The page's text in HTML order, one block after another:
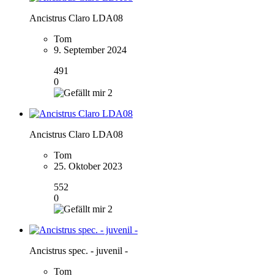
Ancistrus Claro LDA08
Tom
9. September 2024
491
0
2
Ancistrus Claro LDA08
Tom
25. Oktober 2023
552
0
2
Ancistrus spec. - juvenil -
Tom